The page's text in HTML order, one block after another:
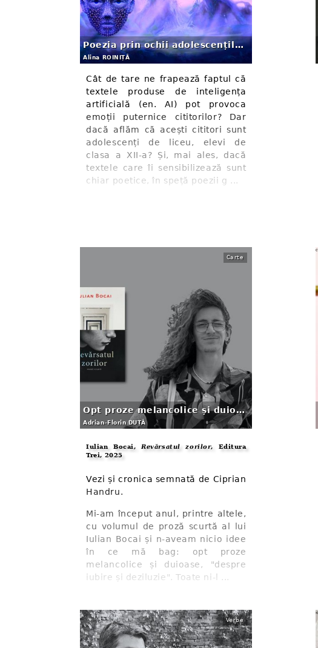
Poezia prin ochii adolescenților: "uman" sau "AI"?
Alina ROINIȚĂ
Cât de tare ne frapează faptul că
textele produse de inteligența
artificială (en. AI) pot provoca
emoții puternice cititorilor? Dar
dacă aflăm că acești cititori sunt
adolescenți de liceu, elevi de
clasa a XII-a? Și, mai ales, dacă
textele care îi sensibilizează sunt
chiar poetice, în speță poezii g ...
Carte
Opt proze melancolice și duioase
Adrian-Florin DUȚĂ
Iulian Bocai, Revărsatul zorilor, Editura
Trei, 2025
Vezi și cronica semnată de Ciprian
Handru.
Mi-am început anul, printre altele,
cu volumul de proză scurtă al lui
Iulian Bocai și n-aveam nicio idee
în ce mă bag: opt proze
melancolice și duioase, "despre
iubire și deziluzie". Toate ni-l ...
Verbe